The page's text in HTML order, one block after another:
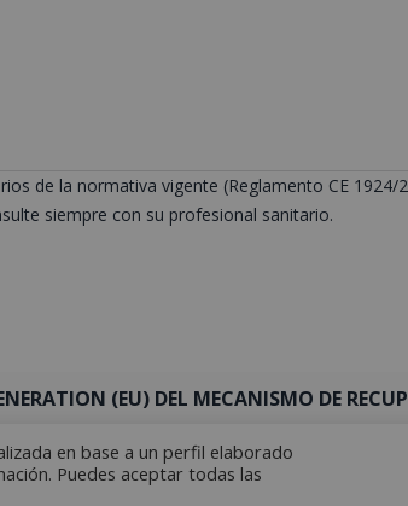
de la normativa vigente (Reglamento CE 1924/
siempre con su profesional sanitario.
(EU) DEL MECANISMO DE
en base a un perfil elaborado
Puedes aceptar todas las